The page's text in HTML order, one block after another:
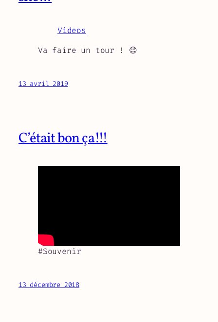
Videos
Va faire un tour ! 😉
13 avril 2019
C’était bon ça!!!
#Souvenir
13 décembre 2018